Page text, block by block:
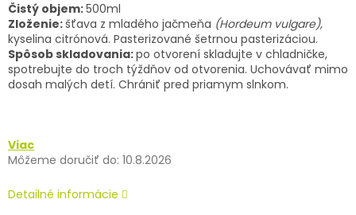
Môžeme doručiť do: 10.8.2026
Čistý objem:500ml
Zloženie:šťava z mladého jačmeňa (Hordeum vulgare),
kyselina citrónová. Pasterizované šetrnou pasterizáciou.
Spôsob skladovania:po otvorení skladujte v chladničke,
spotrebujte do troch týždňov od otvorenia. Uchovávať mimo
dosah malých detí. Chrániť pred priamym slnkom.
Viac
Detailné informácie